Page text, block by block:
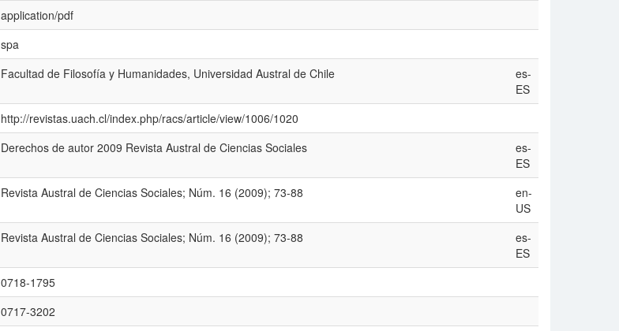
application/pdf
spa
Facultad de Filosofía y Humanidades, Universidad Austral de Chile
es-
ES
http://revistas.uach.cl/index.php/racs/article/view/1006/1020
Derechos de autor 2009 Revista Austral de Ciencias Sociales
es-
ES
Revista Austral de Ciencias Sociales; Núm. 16 (2009); 73-88
en-
US
Revista Austral de Ciencias Sociales; Núm. 16 (2009); 73-88
es-
ES
0718-1795
0717-3202